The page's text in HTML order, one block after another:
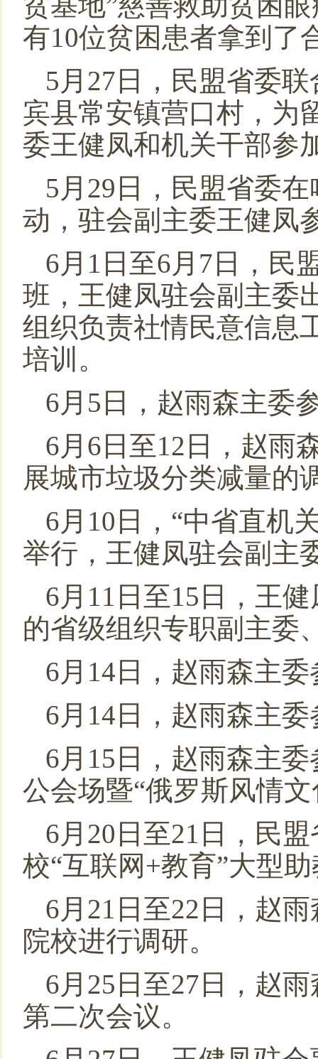
有10位贫困患者拿到了
5月27日，民盟省委
宾县常安镇营口村，为
委王健凤和机关干部参
5月29日，民盟省委
动，驻会副主委王健凤
6月1日至6月7日，民
班，王健凤驻会副主委
组织负责社情民意信息
培训。
6月5日，赵雨森主委
6月6日至12日，赵雨
展城市垃圾分类减量的
6月10日，“中省直机
举行，王健凤驻会副主
6月11日至15日，王
的省级组织专职副主委
6月14日，赵雨森主
6月14日，赵雨森主
6月15日，赵雨森主
公会场暨“俄罗斯风情
6月20日至21日，民
校“互联网+教育”大型
6月21日至22日，赵
院校进行调研。
6月25日至27日，赵
第二次会议。